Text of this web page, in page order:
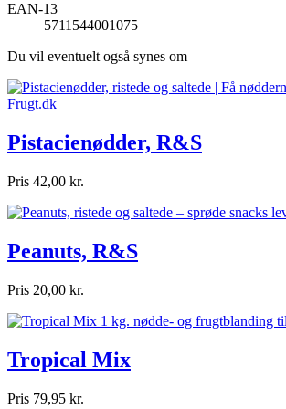
EAN-13
5711544001075
Du vil eventuelt også synes om
Pistacienødder, R&S
Pris 42,00 kr.
Peanuts, R&S
Pris 20,00 kr.
Tropical Mix
Pris 79,95 kr.